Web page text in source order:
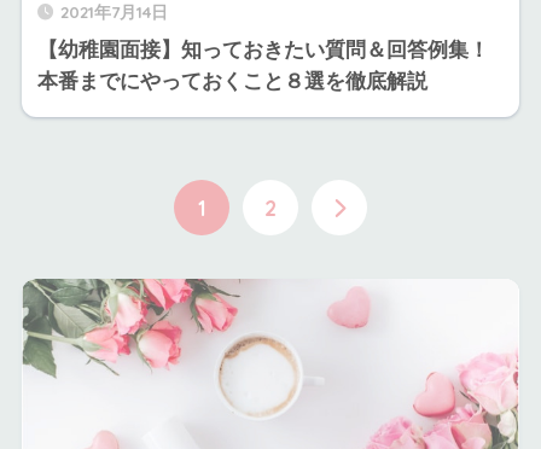
2021年7月14日
【幼稚園面接】知っておきたい質問＆回答例集！
本番までにやっておくこと８選を徹底解説
1 2